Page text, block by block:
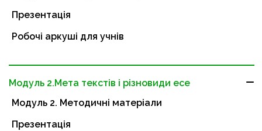
Презентація
Робочі аркуші для учнів
Модуль 2.Мета текстів і різновиди есе
Модуль 2. Методичні матеріали
Презентація